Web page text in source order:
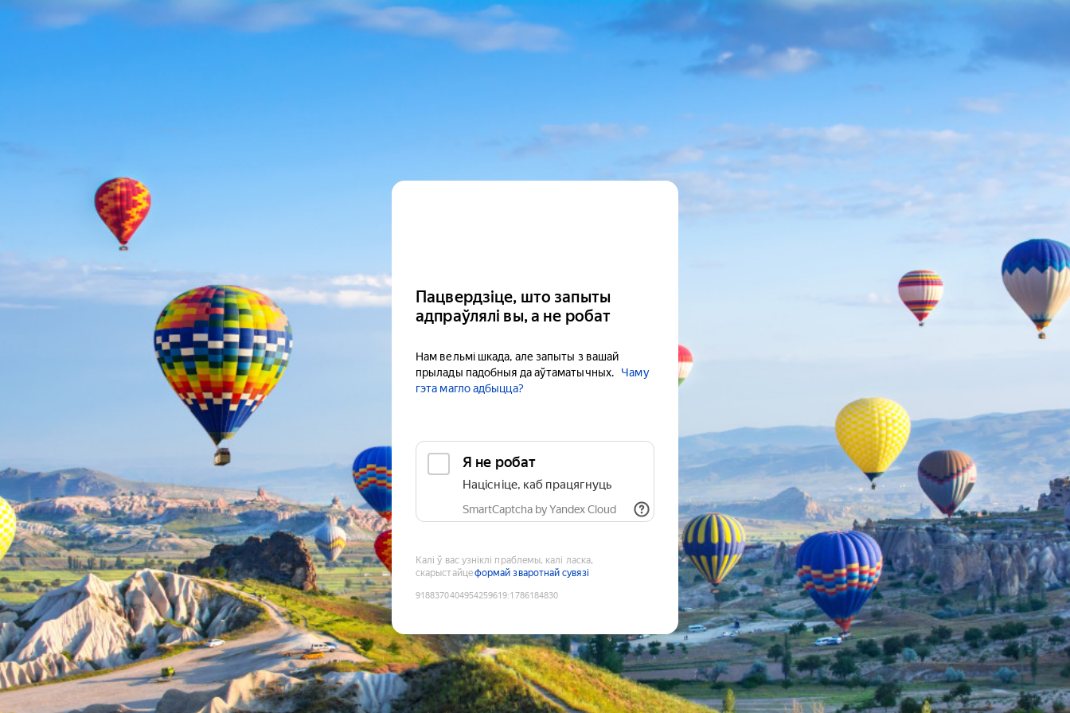
Пацвердзіце, што запыты
адпраўлялі вы, а не робат
Нам вельмі шкада, але запыты з вашай
прылады падобныя да аўтаматычных.
Чаму
гэта магло адбыцца?
Я не робат
Націсніце, каб працягнуць
SmartCaptcha by Yandex Cloud
Калі ў вас узніклі праблемы, калі ласка,
скарыстайцеформай зваротнай сувязі
9188370404954259619:1786184830